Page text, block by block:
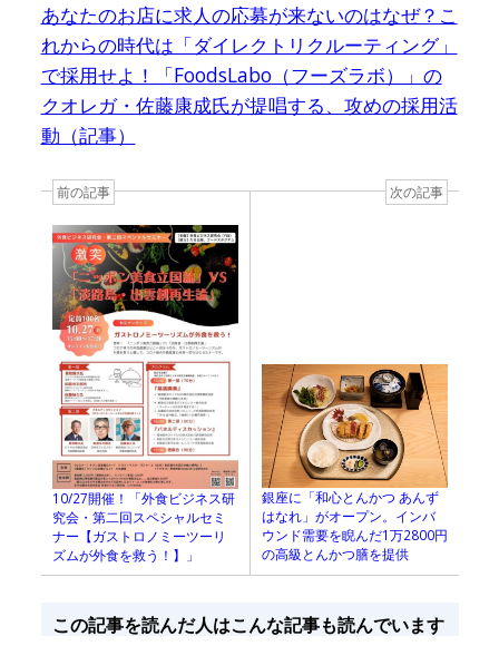
あなたのお店に求人の応募が来ないのはなぜ？こ
れからの時代は「ダイレクトリクルーティング」
で採用せよ！「FoodsLabo（フーズラボ）」の
クオレガ・佐藤康成氏が提唱する、攻めの採用活
動（記事）
前の記事
10/27開催！「外食ビジネス研
究会・第二回スペシャルセミ
ナー【ガストロノミーツーリ
ズムが外食を救う！】」
次の記事
銀座に「和心とんかつ あんず
はなれ」がオープン。インバ
ウンド需要を睨んだ1万2800円
の高級とんかつ膳を提供
この記事を読んだ人はこんな記事も読んでいます